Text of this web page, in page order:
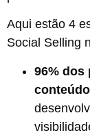
Aqui estão 4
Social Selling
96% dos